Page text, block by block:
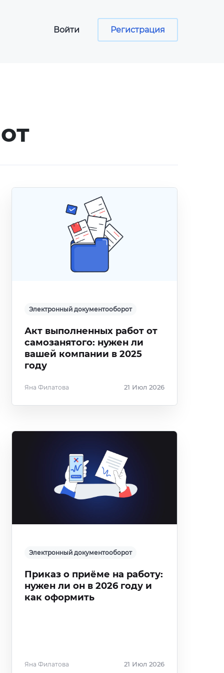
Войти Регистрация
Электронный документооборот
Акт выполненных работ от
самозанятого: нужен ли
вашей компании в 2025
году
Яна Филатова 21 Июл 2026
Электронный документооборот
Приказ о приёме на работу:
нужен ли он в 2026 году и
как оформить
Яна Филатова 21 Июл 2026